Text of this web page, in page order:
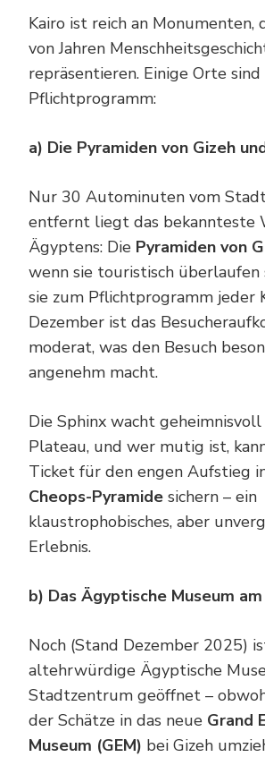
Kairo ist reich an Monumenten,
von Jahren
repräsentieren. Einige Orte
Pflichtprogramm:
a) Die Pyramiden von Gizeh
Nur 30 Autominuten vom
entfernt liegt das bekannteste
Ägyptens: Die Pyramiden von
wenn sie touristisch überlaufen
sie zum Pflichtprogramm jeder
Dezember ist das
moderat, was den Besuch
angenehm macht.
Die Sphinx wacht
Plateau, und wer mutig ist,
Ticket für den engen Aufstieg
Cheops-Pyramide sichern – ein
klaustrophobisches, aber
Erlebnis.
b) Das Ägyptische Museum
Noch (Stand Dezember 2025)
altehrwürdige Ägyptische
Stadtzentrum geöffnet –
der Schätze in das neue Grand
Museum (GEM) bei Gizeh